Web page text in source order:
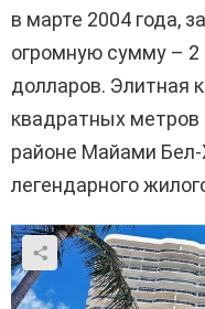
в марте 2004 года,
огромную сумму –
долларов. Элитная
квадратных
районе Майами Бел-
легендарного